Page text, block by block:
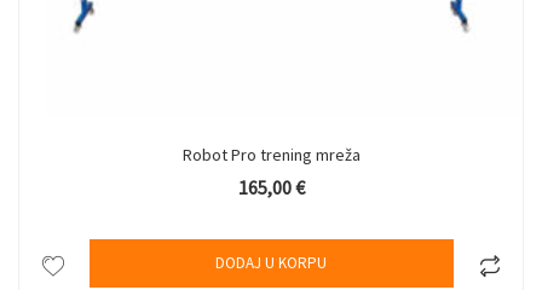
Robot Pro trening mreža
165,00€
DODAJ U KORPU